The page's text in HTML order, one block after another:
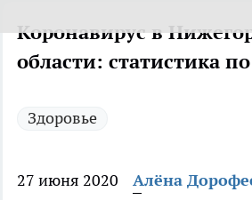
Коронавирус в
области: статистика
Здоровье
27 июня 2020
Алёна